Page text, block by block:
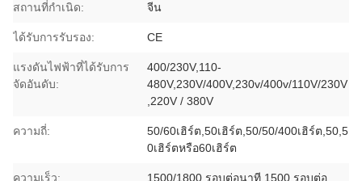
สถานที่กำเนิด: จีน
ได้รับการรับรอง: CE
แรงดันไฟฟ้าที่ได้รับการ
จัดอันดับ:
400/230V,110-
480V,230V/400V,230v/400v/110V/230V
,220V / 380V
ความถี่:
50/60เฮิร์ต,50เฮิร์ต,50/50/400เฮิร์ต,50,5
0เฮิร์ตหรือ60เฮิร์ต
ความเร็ว:
1500/1800 รอบต่อนาที 1500 รอบต่อ